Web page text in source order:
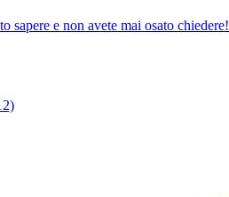
sapere e non avete mai osato chiedere!